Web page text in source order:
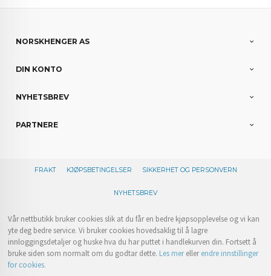
NORSKHENGER AS
DIN KONTO
NYHETSBREV
PARTNERE
FRAKT KJØPSBETINGELSER SIKKERHET OG PERSONVERN
NYHETSBREV
Vår nettbutikk bruker cookies slik at du får en bedre kjøpsopplevelse og vi kan
yte deg bedre service. Vi bruker cookies hovedsaklig til å lagre
innloggingsdetaljer og huske hva du har puttet i handlekurven din. Fortsett å
bruke siden som normalt om du godtar dette. Les merellerendre innstillinger
for cookies.